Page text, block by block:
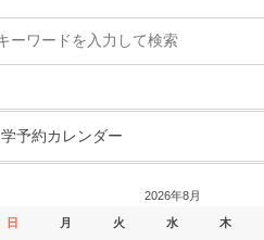
予約カレンダー
2026年8月
日 月 火 水 木